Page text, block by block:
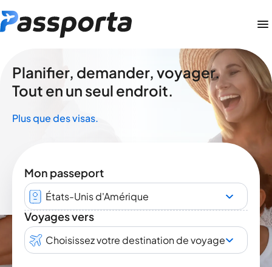
Planifier, demander, voyager.
Tout en un seul endroit.
Plus que des visas.
Mon passeport
États-Unis d'Amérique
Voyages vers
Choisissez votre destination de voyage